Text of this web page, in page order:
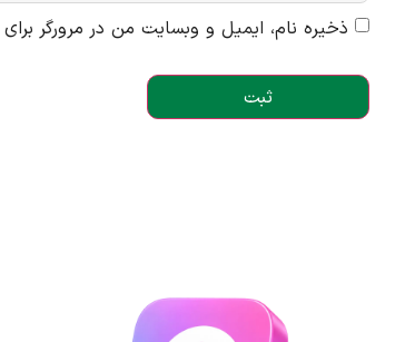
ذخیره نام، ایمیل و وبسایت من در مرورگر